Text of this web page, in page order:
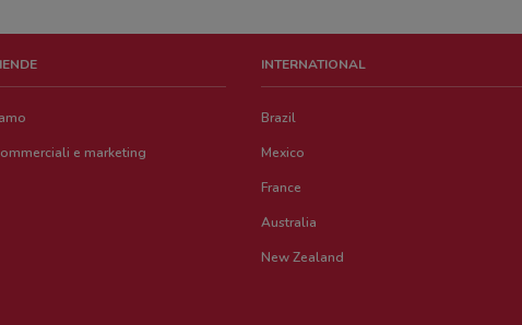
e marketing
INTERNATIONAL
Brazil
Mexico
France
Australia
New Zealand